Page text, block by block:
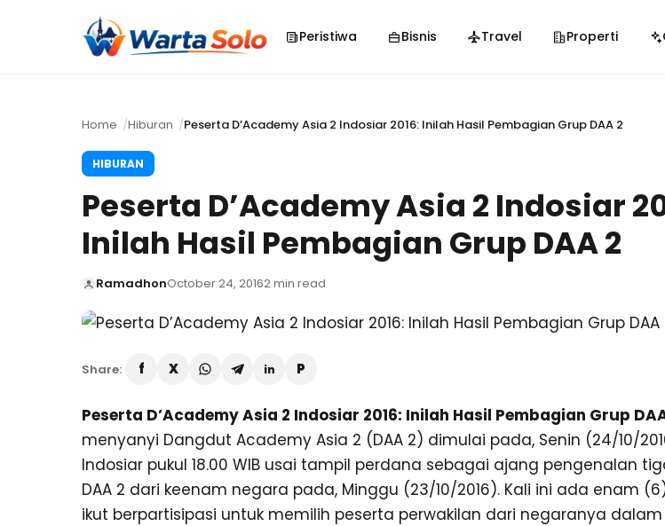
Peristiwa Bisnis Travel Properti
Home Hiburan Peserta D’Academy Asia 2 Indosiar 2016: Inilah Hasil Pembagian Grup DAA 2
HIBURAN
Peserta D’Academy Asia 2 Indosiar
Inilah Hasil Pembagian Grup DAA 2
RamadhonOctober 24, 20162 min read
Share:
Peserta D’Academy Asia 2 Indosiar 2016: Inilah Hasil Pembagian Grup
menyanyi Dangdut Academy Asia 2 (DAA 2) dimulai pada, Senin (24/10/
Indosiar pukul 18.00 WIB usai tampil perdana sebagai ajang pengenalan
DAA 2 dari keenam negara pada, Minggu (23/10/2016). Kali ini ada enam
ikut berpartisipasi untuk memilih peserta perwakilan dari negaranya